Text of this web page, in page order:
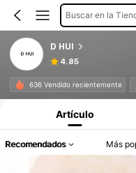
Buscar en la
D HUI
4.85
636 Vendido recientemente
Artículo
Recomendados Más